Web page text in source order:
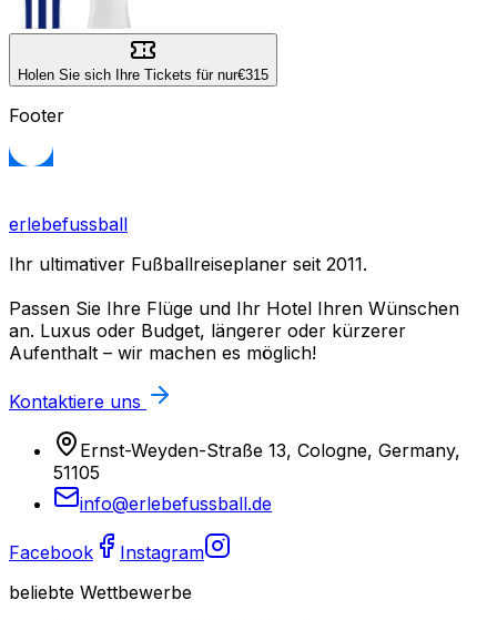
Holen Sie sich Ihre Tickets für nur€315
Footer
erlebefussball
Ihr ultimativer Fußballreiseplaner seit 2011.
Passen Sie Ihre Flüge und Ihr Hotel Ihren Wünschen
an. Luxus oder Budget, längerer oder kürzerer
Aufenthalt – wir machen es möglich!
Kontaktiere uns
Ernst-Weyden-Straße 13, Cologne, Germany,
51105
info@erlebefussball.de
Facebook
Instagram
beliebte Wettbewerbe